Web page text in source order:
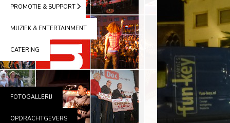
PROMOTIE & SUPPORT
MUZIEK & ENTERTAINMENT
CATERING
FOTOGALLERIJ
OPDRACHTGEVERS